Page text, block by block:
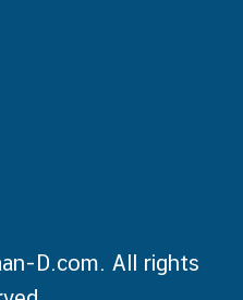
D.com. All rights